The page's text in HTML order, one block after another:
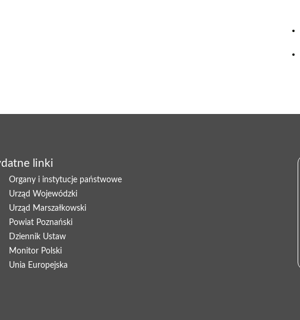
linki
Organy i instytucje państwowe
Urząd Wojewódzki
Urząd Marszałkowski
Powiat Poznański
Dziennik Ustaw
Monitor Polski
Unia Europejska